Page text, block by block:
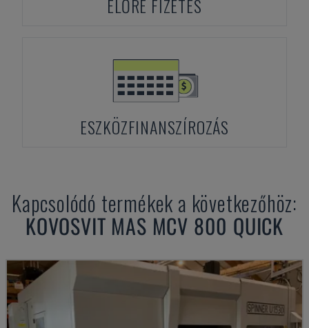
ELŐRE FIZETÉS
ESZKÖZFINANSZÍROZÁS
Kapcsolódó termékek a következőhöz:
KOVOSVIT MAS MCV 800 QUICK